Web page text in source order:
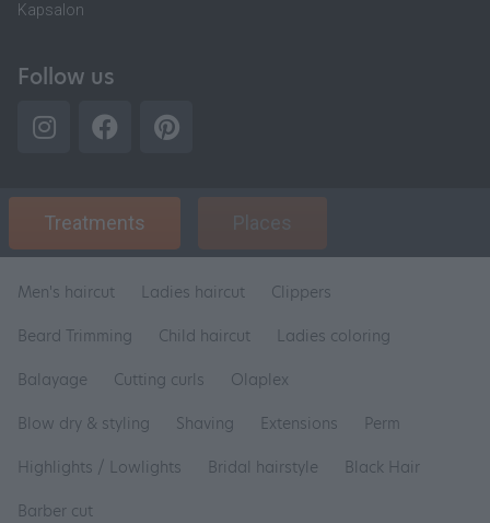
Kapsalon
Follow us
Treatments Places
Men's haircut Ladies haircut
Clippers
Beard Trimming
Child haircut
Ladies coloring
Balayage
Cutting curls
Olaplex
Blow dry & styling
Shaving Extensions
Perm
Highlights / Lowlights
Bridal hairstyle
Black Hair
Barber cut